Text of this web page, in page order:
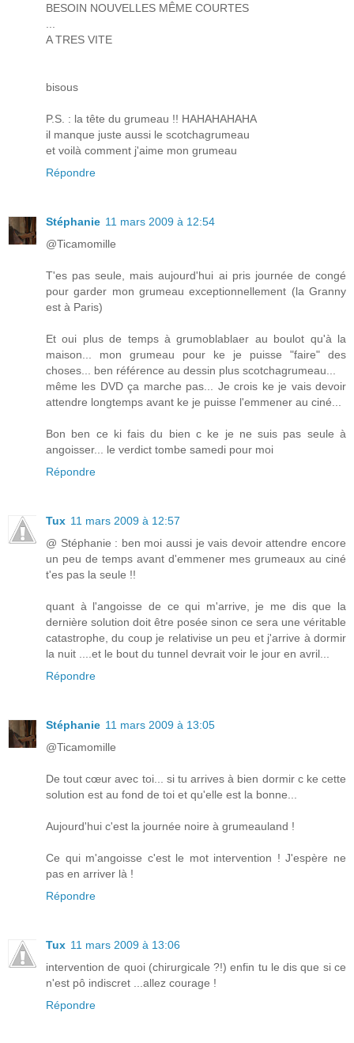
BESOIN NOUVELLES MÊME COURTES
A TRES VITE
bisous
P.S. : la tête du grumeau !! HAHAHAHAHA
il manque juste aussi le scotchagrumeau
et voilà comment j'aime mon grumeau
Répondre
Stéphanie 11 mars 2009 à 12:54
@Ticamomille
T'es pas seule, mais aujourd'hui ai pris journée de congé
pour garder mon grumeau exceptionnellement (la Granny
est à Paris)
Et oui plus de temps à grumoblablaer au boulot qu'à la
maison... mon grumeau pour ke je puisse "faire" des
choses... ben référence au dessin plus scotchagrumeau...
même les DVD ça marche pas... Je crois ke je vais devoir
attendre longtemps avant ke je puisse l'emmener au ciné...
Bon ben ce ki fais du bien c ke je ne suis pas seule à
angoisser... le verdict tombe samedi pour moi
Répondre
Tux 11 mars 2009 à 12:57
@ Stéphanie : ben moi aussi je vais devoir attendre encore
un peu de temps avant d'emmener mes grumeaux au ciné
t'es pas la seule !!
quant à l'angoisse de ce qui m'arrive, je me dis que la
dernière solution doit être posée sinon ce sera une véritable
catastrophe, du coup je relativise un peu et j'arrive à dormir
la nuit ....et le bout du tunnel devrait voir le jour en avril...
Répondre
Stéphanie 11 mars 2009 à 13:05
@Ticamomille
De tout cœur avec toi... si tu arrives à bien dormir c ke cette
solution est au fond de toi et qu'elle est la bonne...
Aujourd'hui c'est la journée noire à grumeauland !
Ce qui m'angoisse c'est le mot intervention ! J'espère ne
pas en arriver là !
Répondre
Tux 11 mars 2009 à 13:06
intervention de quoi (chirurgicale ?!) enfin tu le dis que si ce
n'est pô indiscret ...allez courage !
Répondre